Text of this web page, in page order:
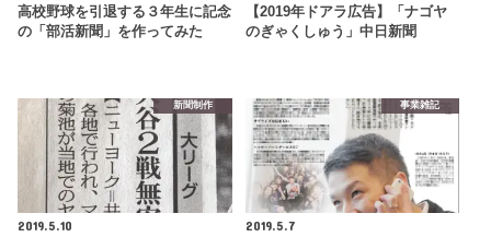
高校野球を引退する３年生に記念
の「部活新聞」を作ってみた
【2019年ドアラ広告】「ナゴヤ
のぎゃくしゅう」中日新聞
新聞制作
2019.5.10
事業雑記
2019.5.7